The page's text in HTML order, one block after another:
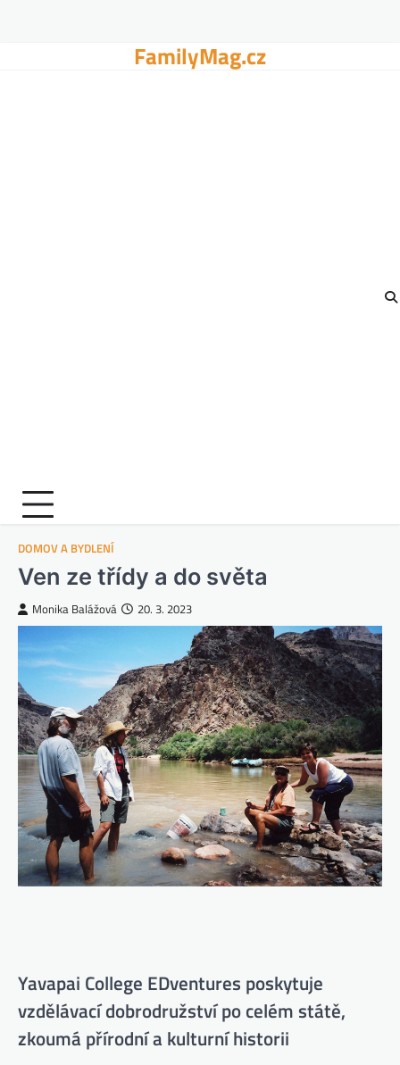
FamilyMag.cz
DOMOV A BYDLENÍ
Ven ze třídy a do světa
Monika Balážová 20. 3. 2023
Yavapai College EDventures poskytuje
vzdělávací dobrodružství po celém státě,
zkoumá přírodní a kulturní historii